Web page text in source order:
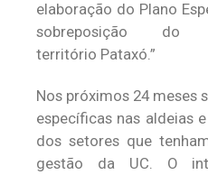
elaboração do Plano
sobreposição
território Pataxó.”
Nos próximos 24 meses
específicas nas aldeias
dos setores que
gestão da UC. O